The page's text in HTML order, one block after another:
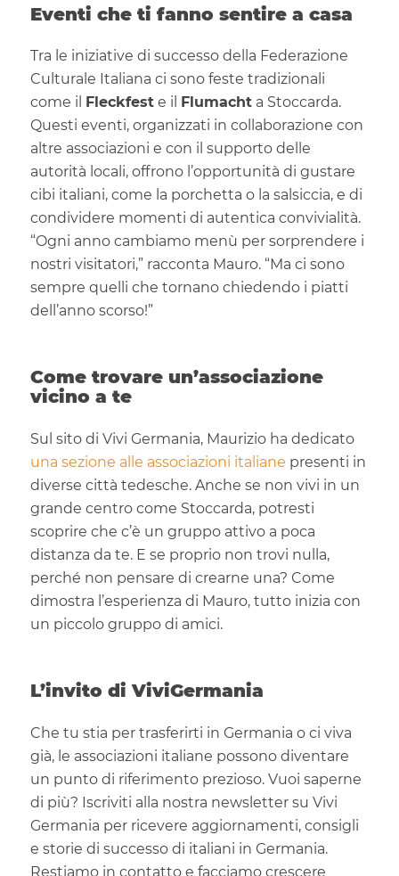
Eventi che ti fanno sentire a casa
Tra le iniziative di successo della Federazione
Culturale Italiana ci sono feste tradizionali
come il
Fleckfeste il Flumachta Stoccarda.
Questi eventi, organizzati in collaborazione con
altre associazioni e con il supporto delle
autorità locali, offrono l’opportunità di gustare
cibi italiani, come la porchetta o la salsiccia, e di
condividere momenti di autentica convivialità.
“Ogni anno cambiamo menù per sorprendere i
nostri visitatori,” racconta Mauro. “Ma ci sono
sempre quelli che tornano chiedendo i piatti
dell’anno scorso!”
Come trovare un’associazione
vicino a te
Sul sito di Vivi Germania, Maurizio ha dedicato
una sezione alle associazioni italiane presenti in
diverse città tedesche. Anche se non vivi in un
grande centro come Stoccarda, potresti
scoprire che c’è un gruppo attivo a poca
distanza da te. E se proprio non trovi nulla,
perché non pensare di crearne una? Come
dimostra l’esperienza di Mauro, tutto inizia con
un piccolo gruppo di amici.
L’invito di ViviGermania
Che tu stia per trasferirti in Germania o ci viva
già, le associazioni italiane possono diventare
un punto di riferimento prezioso. Vuoi saperne
di più? Iscriviti alla nostra newsletter su Vivi
Germania per ricevere aggiornamenti, consigli
e storie di successo di italiani in Germania.
Restiamo in contatto e facciamo crescere